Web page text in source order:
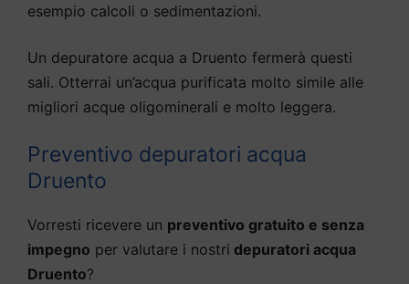
esempio calcoli o sedimentazioni.
Un depuratore acqua a Druento fermerà questi
sali. Otterrai un’acqua purificata molto simile alle
migliori acque oligominerali e molto leggera.
Preventivo depuratori acqua
Druento
Vorresti ricevere un preventivo gratuito e senza
impegno per valutare i nostri depuratori acqua
Druento?